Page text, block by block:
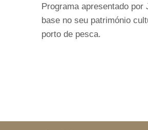
Programa apresentado
base no seu património
porto de pesca.